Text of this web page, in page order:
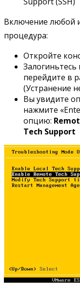
Включение любой
процедура:
Откройте
Залогиньтесь
перейдите в
(Устранение
Вы увидите
нажмите
опцию:
Tech Support